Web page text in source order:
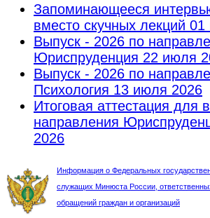
Запоминающееся
вместо скучных лекций 01
Выпуск - 2026 по
Юриспруденция 22 июля
Выпуск - 2026 по
Психология 13 июля 2026
Итоговая аттестация для
направления
2026
Информация о Федеральных
служащих Минюста России,
обращений граждан и организаций